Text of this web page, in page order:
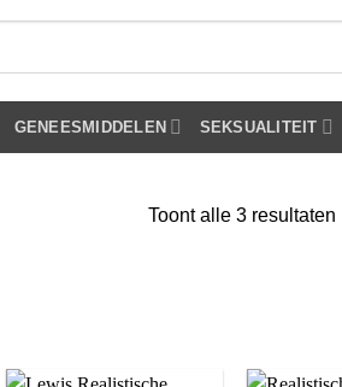
GENEESMIDDELEN SEKSUALITEIT
Toont alle 3 resultaten